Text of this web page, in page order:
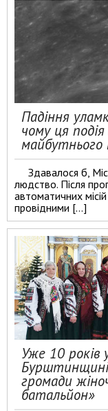
Падіння
чому ця
майбутнього
Здавалося б,
людство. Після
автоматичних
провідними […]
Уже 10 років
громади
батальйон»